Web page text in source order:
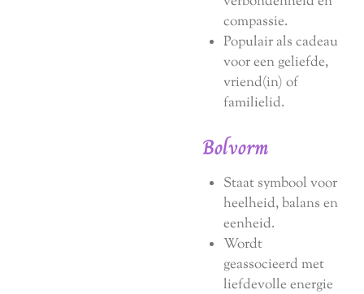
compassie.
Populair als cadeau
voor een geliefde,
vriend(in) of
familielid.
Bolvorm
Staat symbool voor
heelheid, balans en
eenheid.
Wordt
geassocieerd met
liefdevolle energie